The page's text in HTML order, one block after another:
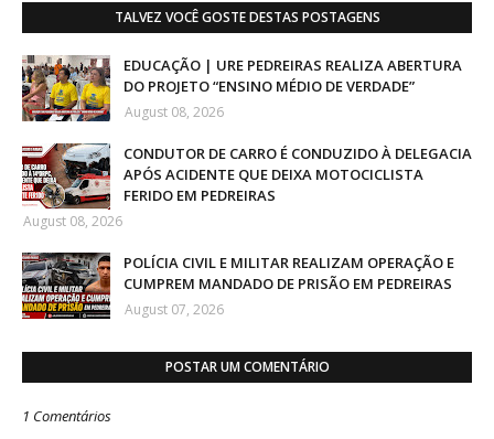
TALVEZ VOCÊ GOSTE DESTAS POSTAGENS
EDUCAÇÃO | URE PEDREIRAS REALIZA ABERTURA
DO PROJETO “ENSINO MÉDIO DE VERDADE”
August 08, 2026
CONDUTOR DE CARRO É CONDUZIDO À DELEGACIA
APÓS ACIDENTE QUE DEIXA MOTOCICLISTA
FERIDO EM PEDREIRAS
August 08, 2026
POLÍCIA CIVIL E MILITAR REALIZAM OPERAÇÃO E
CUMPREM MANDADO DE PRISÃO EM PEDREIRAS
August 07, 2026
POSTAR UM COMENTÁRIO
1 Comentários